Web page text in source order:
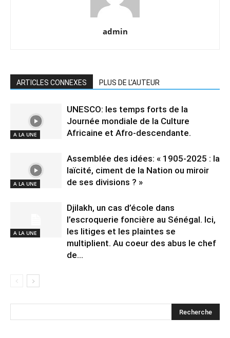
admin
ARTICLES CONNEXES PLUS DE L'AUTEUR
A LA UNE
UNESCO: les temps forts de la
Journée mondiale de la Culture
Africaine et Afro-descendante.
A LA UNE
Assemblée des idées: « 1905-2025 : la
laïcité, ciment de la Nation ou miroir
de ses divisions ? »
A LA UNE
Djilakh, un cas d’école dans
l’escroquerie foncière au Sénégal. Ici,
les litiges et les plaintes se
multiplient. Au coeur des abus le chef
de...